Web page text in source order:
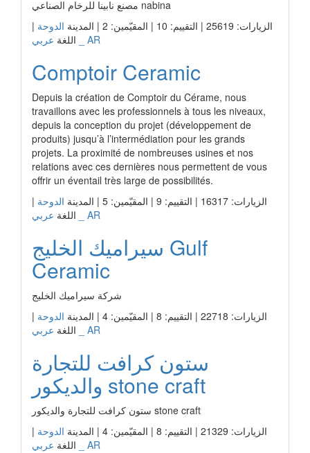
مصنع نابينا للرخام الصناعي nabina
الزيارات: 25619 | التقييم: 10 | المقيّمين: 2 | المدينة
الدوحة |
اللغة عربي _ AR
Comptoir Ceramic
Depuis la création de Comptoir du Cérame, nous
travaillons avec les professionnels à tous les niveaux,
depuis la conception du projet (développement de
produits) jusqu’à l’intermédiation pour les grands
projets. La proximité de nombreuses usines et nos
relations avec ces dernières nous permettent de vous
offrir un éventail très large de possibilités.
الزيارات: 16317 | التقييم: 9 | المقيّمين: 5 | المدينة
الدوحة |
اللغة عربي _ AR
سيراميك الخليج Gulf
Ceramic
شركة سيراميك الخليج
الزيارات: 22718 | التقييم: 8 | المقيّمين: 4 | المدينة
الدوحة |
اللغة عربي _ AR
ستون كرافت للتجارة
والديكور stone craft
ستون كرافت للتجارة والديكور stone craft
الزيارات: 21329 | التقييم: 8 | المقيّمين: 4 | المدينة
الدوحة |
اللغة عربي _ AR